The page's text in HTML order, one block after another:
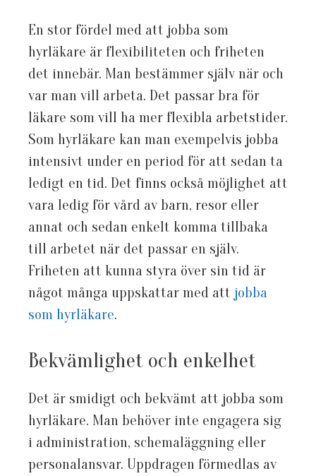
En stor fördel med att jobba som
hyrläkare är flexibiliteten och friheten
det innebär. Man bestämmer själv när och
var man vill arbeta. Det passar bra för
läkare som vill ha mer flexibla arbetstider.
Som hyrläkare kan man exempelvis jobba
intensivt under en period för att sedan ta
ledigt en tid. Det finns också möjlighet att
vara ledig för vård av barn, resor eller
annat och sedan enkelt komma tillbaka
till arbetet när det passar en själv.
Friheten att kunna styra över sin tid är
något många uppskattar med att jobba
som hyrläkare.
Bekvämlighet och enkelhet
Det är smidigt och bekvämt att jobba som
hyrläkare. Man behöver inte engagera sig
i administration, schemaläggning eller
personalansvar. Uppdragen förmedlas av